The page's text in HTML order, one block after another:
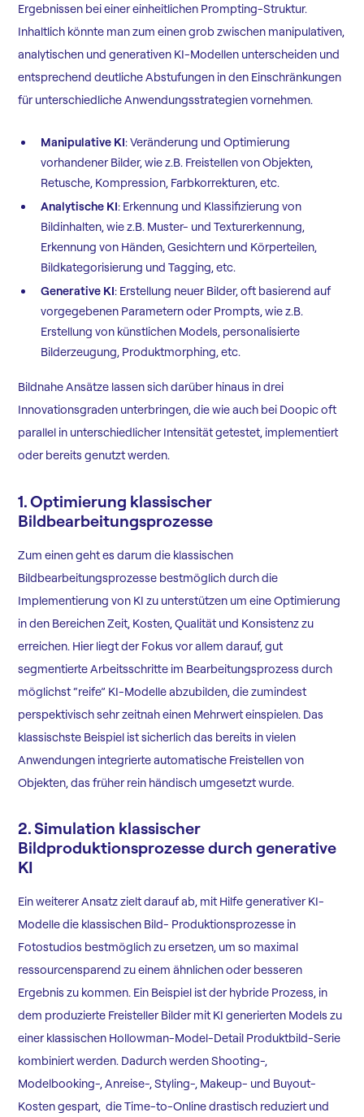
Ergebnissen bei einer einheitlichen Prompting-Struktur.
Inhaltlich könnte man zum einen grob zwischen manipulativen,
analytischen und generativen KI-Modellen unterscheiden und
entsprechend deutliche Abstufungen in den Einschränkungen
für unterschiedliche Anwendungsstrategien vornehmen.
Manipulative KI: Veränderung und Optimierung
vorhandener Bilder, wie z.B. Freistellen von Objekten,
Retusche, Kompression, Farbkorrekturen, etc.
Analytische KI: Erkennung und Klassifizierung von
Bildinhalten, wie z.B. Muster- und Texturerkennung,
Erkennung von Händen, Gesichtern und Körperteilen,
Bildkategorisierung und Tagging, etc.
Generative KI: Erstellung neuer Bilder, oft basierend auf
vorgegebenen Parametern oder Prompts, wie z.B.
Erstellung von künstlichen Models, personalisierte
Bilderzeugung, Produktmorphing, etc.
Bildnahe Ansätze lassen sich darüber hinaus in drei
Innovationsgraden unterbringen, die wie auch bei Doopic oft
parallel in unterschiedlicher Intensität getestet, implementiert
oder bereits genutzt werden.
1. Optimierung klassischer
Bildbearbeitungsprozesse
Zum einen geht es darum die klassischen
Bildbearbeitungsprozesse bestmöglich durch die
Implementierung von KI zu unterstützen um eine Optimierung
in den Bereichen Zeit, Kosten, Qualität und Konsistenz zu
erreichen. Hier liegt der Fokus vor allem darauf, gut
segmentierte Arbeitsschritte im Bearbeitungsprozess durch
möglichst “reife” KI-Modelle abzubilden, die zumindest
perspektivisch sehr zeitnah einen Mehrwert einspielen. Das
klassischste Beispiel ist sicherlich das bereits in vielen
Anwendungen integrierte automatische Freistellen von
Objekten, das früher rein händisch umgesetzt wurde.
2. Simulation klassischer
Bildproduktionsprozesse durch generative
KI
Ein weiterer Ansatz zielt darauf ab, mit Hilfe generativer KI-
Modelle die klassischen Bild- Produktionsprozesse in
Fotostudios bestmöglich zu ersetzen, um so maximal
ressourcensparend zu einem ähnlichen oder besseren
Ergebnis zu kommen. Ein Beispiel ist der hybride Prozess, in
dem produzierte Freisteller Bilder mit KI generierten Models zu
einer klassischen Hollowman-Model-Detail Produktbild-Serie
kombiniert werden. Dadurch werden Shooting-,
Modelbooking-, Anreise-, Styling-, Makeup- und Buyout-
Kosten gespart, die Time-to-Online drastisch reduziert und